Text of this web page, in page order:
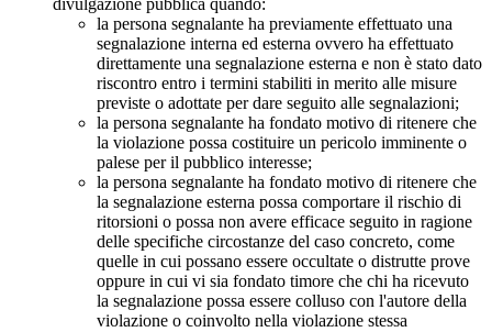
divulgazione pubblica quando:
la persona segnalante ha previamente effettuato una
segnalazione interna ed esterna ovvero ha effettuato
direttamente una segnalazione esterna e non è stato dato
riscontro entro i termini stabiliti in merito alle misure
previste o adottate per dare seguito alle segnalazioni;
la persona segnalante ha fondato motivo di ritenere che
la violazione possa costituire un pericolo imminente o
palese per il pubblico interesse;
la persona segnalante ha fondato motivo di ritenere che
la segnalazione esterna possa comportare il rischio di
ritorsioni o possa non avere efficace seguito in ragione
delle specifiche circostanze del caso concreto, come
quelle in cui possano essere occultate o distrutte prove
oppure in cui vi sia fondato timore che chi ha ricevuto
la segnalazione possa essere colluso con l'autore della
violazione o coinvolto nella violazione stessa